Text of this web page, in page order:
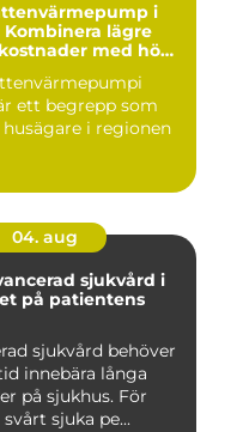
i
Kombinera lägre
med hög
ett begrepp som
i regionen
04. aug
på patientens
sjukvård behöver
innebära långa
på sjukhus. För
sjuka pe...